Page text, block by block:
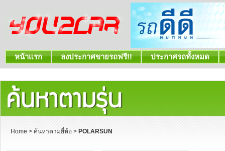
หน้าแรก ลงประกาศขายรถฟรี!! ประกาศรถทั้งหมด
Home > ค้นหาตามยี่ห้อ > POLARSUN